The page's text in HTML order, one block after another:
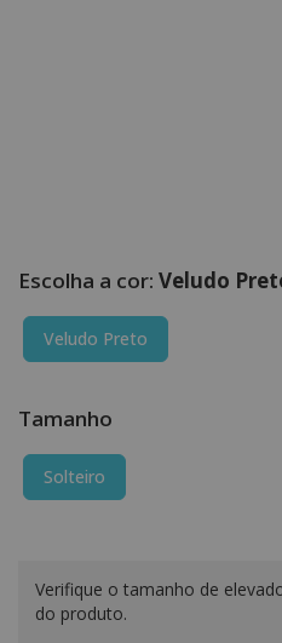
Veludo
Veludo Preto
Tamanho
Solteiro
Verifique o tamanho de
do produto.